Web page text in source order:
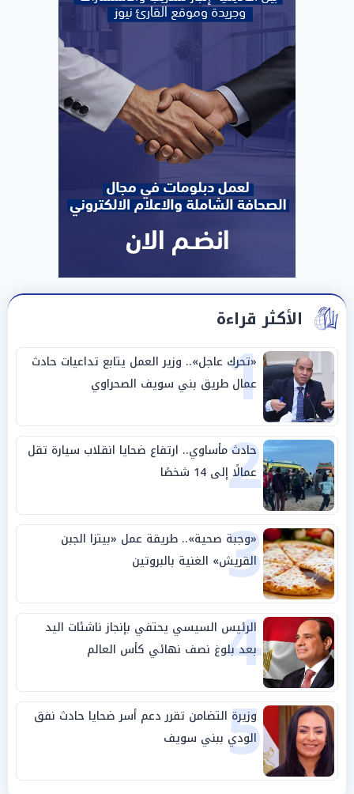
الأكثر قراءة
1
«تحرك عاجل».. وزير العمل يتابع تداعيات حادث
عمال طريق بني سويف الصحراوي
2
حادث مأساوي.. ارتفاع ضحايا انقلاب سيارة تقل
عمالًا إلى 14 شخصًا
3
«وجبة صحية».. طريقة عمل «بيتزا الجبن
القريش» الغنية بالبروتين
4
الرئيس السيسي يحتفي بإنجاز ناشئات اليد
بعد بلوغ نصف نهائي كأس العالم
5
وزيرة التضامن تقرر دعم أسر ضحايا حادث نفق
الودي ببني سويف